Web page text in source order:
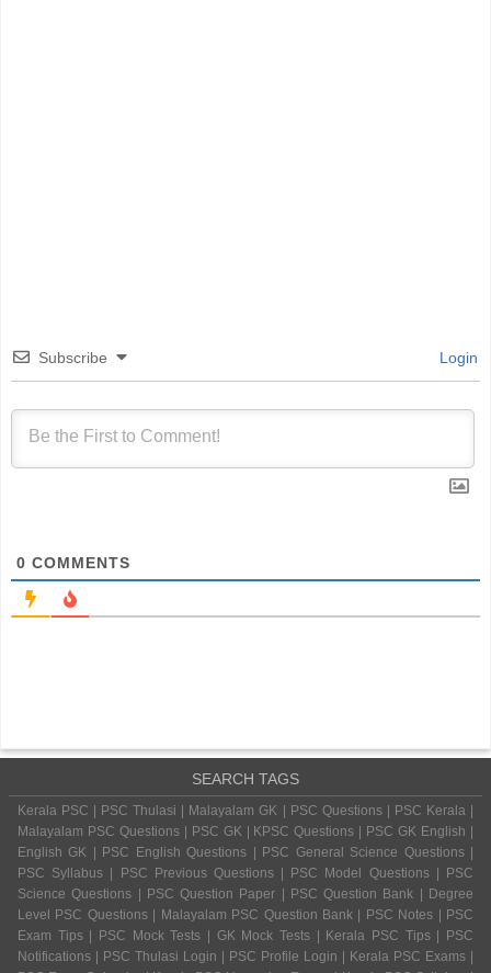
Subscribe Login
0 COMMENTS
SEARCH TAGS
Kerala PSC | PSC Thulasi | Malayalam GK | PSC Questions | PSC Kerala |
Malayalam PSC Questions | PSC GK | KPSC Questions | PSC GK English |
English GK | PSC English Questions | PSC General Science Questions |
PSC Syllabus | PSC Previous Questions | PSC Model Questions | PSC
Science Questions | PSC Question Paper | PSC Question Bank | Degree
Level PSC Questions | Malayalam PSC Question Bank | PSC Notes | PSC
Exam Tips | PSC Mock Tests | GK Mock Tests | Kerala PSC Tips | PSC
Notifications | PSC Thulasi Login | PSC Profile Login | Kerala PSC Exams |